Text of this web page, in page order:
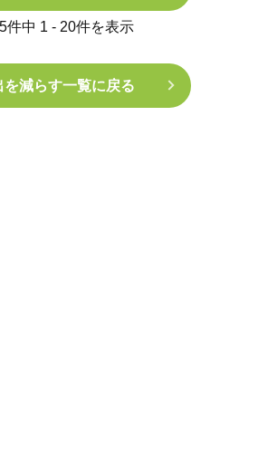
件中 1 - 20件を表示
を減らす一覧に戻る